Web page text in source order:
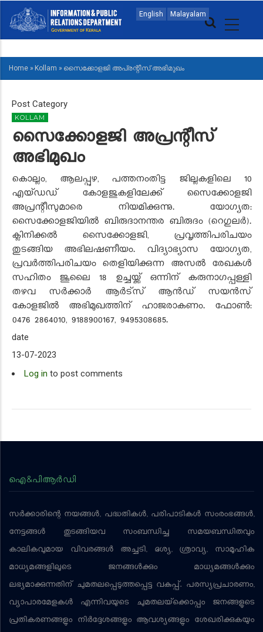
main
English Malayalam
MAIN
NAVIGATION
MALAYALAM
BREADCRUMB
Home » Kollam » സൈക്കോളജി അപ്രന്റീസ് അഭിമുഖം
Post Category
KOLLAM
സൈക്കോളജി അപ്രന്റീസ്
അഭിമുഖം
കൊല്ലം, ആലപ്പുഴ, പത്തനംതിട്ട ജില്ലകളിലെ 10
എയ്ഡഡ് കോളജുകളിലേക്ക് സൈക്കോളജി
അപ്രന്റീസുമാരെ നിയമിക്കുന്നു. യോഗ്യത:
സൈക്കോളജിയില്‍ ബിരുദാനന്തര ബിരുദം (റെഗുലര്‍).
ക്ലിനിക്കല്‍ സൈക്കോളജി, പ്രവൃത്തിപരിചയം
തുടങ്ങിയ അഭിലഷണീയം. വിദ്യാഭ്യാസ യോഗ്യത,
പ്രവര്‍ത്തിപരിചയം തെളിയിക്കുന്ന അസല്‍ രേഖകള്‍
സഹിതം ജൂലൈ 18 ഉച്ചയ്ക്ക് ഒന്നിന് കരുനാഗപ്പള്ളി
തഴവ സര്‍ക്കാര്‍ ആര്‍ട്‌സ് ആന്‍ഡ് സയന്‍സ്
കോളജില്‍ അഭിമുഖത്തിന് ഹാജരാകണം. ഫോണ്‍:
0476 2864010, 9188900167, 9495308685.
date
13-07-2023
Log in to post comments
ഐ&പിആര്‍ഡി
സര്‍ക്കാരിന്റെ നയങ്ങള്‍, പദ്ധതികള്‍, പരിപാടികള്‍ സംരംഭങ്ങള്‍,
നേട്ടങ്ങള്‍ തുടങ്ങിയവ സംബന്ധിച്ച സമയബന്ധിതവും
കാലികവുമായ വിവരങ്ങള്‍ അച്ചടി, ദൃശ്യ, ശ്രാവ്യ, സാമൂഹിക
മാധ്യമങ്ങളിലൂടെ ജനങ്ങള്‍ക്കും മാധ്യമങ്ങള്‍ക്കും
ലഭ്യമാക്കുന്നതിന് ചുമതലപ്പെടുത്തപ്പെട്ട വകുപ്പ്. പരസ്യപ്രചാരണം,
വ്യാപാരമേളകള്‍ എന്നിവയുടെ ചുമതലയ്‌ക്കൊപ്പം ജനങ്ങളുടെ
പ്രതികരണങ്ങളും നിര്‍ദ്ദേശങ്ങളും ആവശ്യങ്ങളും ശേഖരിക്കുകയും